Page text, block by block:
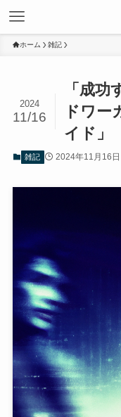
ホーム 雑記
「成
ドワ
イド」
2024
11/16
雑記 2024年11月16日